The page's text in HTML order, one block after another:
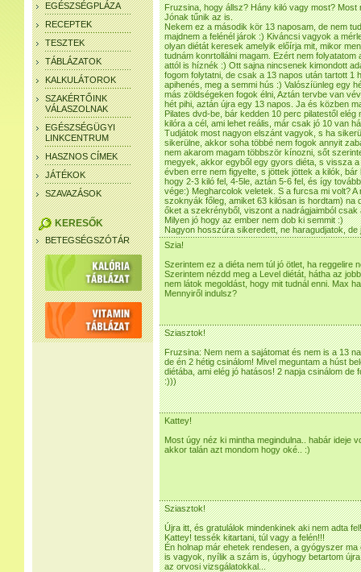
EGÉSZSÉGPLÁZA
RECEPTEK
TESZTEK
TÁBLÁZATOK
KALKULÁTOROK
SZAKÉRTŐINK
VÁLASZOLNAK
EGÉSZSÉGÜGYI
LINKCENTRUM
HASZNOS CÍMEK
JÁTÉKOK
SZAVAZÁSOK
KERESŐK
BETEGSÉGSZÓTÁR
Fruzsina, hogy állsz? Hány kiló vagy most? Most
Jónak tűnik az is.
Nekem ez a második kör 13 naposam, de nem
majdnem a felénél járok :) Kiváncsi vagyok a
olyan diétát keresek amelyik előírja mit, mikor
tudnám konrtollálni magam. Ezért nem
attól is híznék :) Ott sajna nincsenek kimondott
fogom folytatni, de csak a 13 napos után tartott 1
apihenés, meg a semmi hús :) Valószíünleg egy
más zöldségeken fogok élni, Aztán tervbe van
hét pihi, aztán újra egy 13 napos. Ja és közben
Pilates dvd-be, bár kedden 10 perc pilatestől elég
kilóra a cél, ami lehet reális, már csak jó 10 van
Tudjátok most nagyon elszánt vagyok, s ha
sikerülne, akkor soha többé nem fogok annyit
nem akarom magam többször kínozni, sőt
megyek, akkor egyből egy gyors diéta, s vissza
évben erre nem figyelte, s jöttek jöttek a kilók,
hogy 2-3 kiló fel, 4-5le, aztán 5-6 fel, és így
vége:) Megharcolok veletek. S a furcsa mi volt?
szoknyák főleg, amiket 63 kilósan is hordtam) na
őket a szekrényből, viszont a nadrágjaimból
Milyen jó hogy az ember nem dob ki semmit :)
Nagyon hosszúra sikeredett, ne haragudjatok,
Szia!
Szerintem ez a diéta nem túl jó ötlet, ha reggelire
Szerintem nézdd meg a Level diétát, hátha az
nem látok megoldást, hogy mit tudnál enni. Max
Mennyiről indulsz?
Sziasztok!
Fruzsina: Nem nem a sajátomat és nem is a 13
de én 2 hétig csinálom! Mivel meguntam a húst
diétába, ami elég jó hatásos! 2 napja csinálom de
:)))
Kattey!
Most úgy néz ki mintha megindulna.. habár ideje
akkor talán azt mondom hogy oké.. :)
Sziasztok!
Újra itt, és gratulálok mindenkinek aki nem adta
Kattey! tessék kitartani, túl vagy a felén!!!
Én holnap már ehetek rendesen, a gyógyszer
is vagyok, nyílik a szám is, úgyhogy betartom
az orvosi vizsgálatokkal...